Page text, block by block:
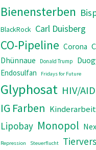
Bienensterben
BlackRock Carl Duisberg
CO-Pipeline Corona
Dhünnaue Donald Trump
Endosulfan
Fridays for Future
Glyphosat HIV/
IG Farben Kinderarbeit
Lipobay Monopol
Repression Steuerflucht